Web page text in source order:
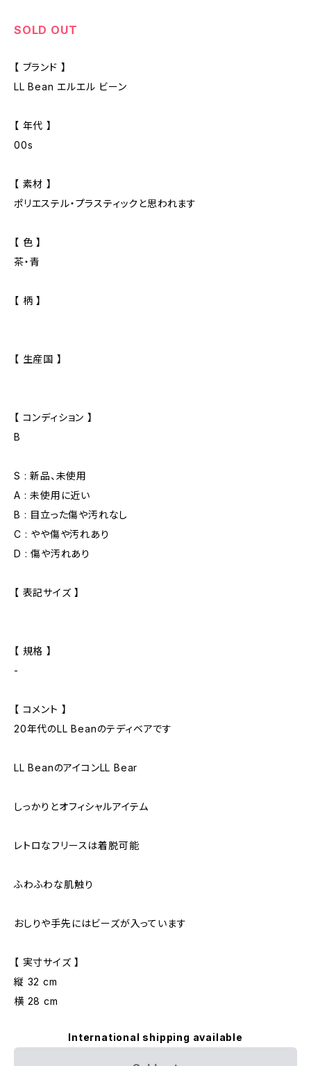
SOLD OUT
【 ブランド 】
LL Bean エルエル ビーン
【 年代 】
00s
【 素材 】
ポリエステル・プラスティックと思われます
【 色 】
茶・青
【 柄 】
【 生産国 】
【 コンディション 】
B
S : 新品、未使用
A : 未使用に近い
B : 目立った傷や汚れなし
C : やや傷や汚れあり
D : 傷や汚れあり
【 表記サイズ 】
【 規格 】
-
【 コメント 】
20年代のLL Beanのテディベアです
LL BeanのアイコンLL Bear
しっかりとオフィシャルアイテム
レトロなフリースは着脱可能
ふわふわな肌触り
おしりや手先にはビーズが入っています
【 実寸サイズ 】
縦 32 cm
横 28 cm
International shipping available